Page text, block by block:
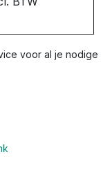
voor al je nodige